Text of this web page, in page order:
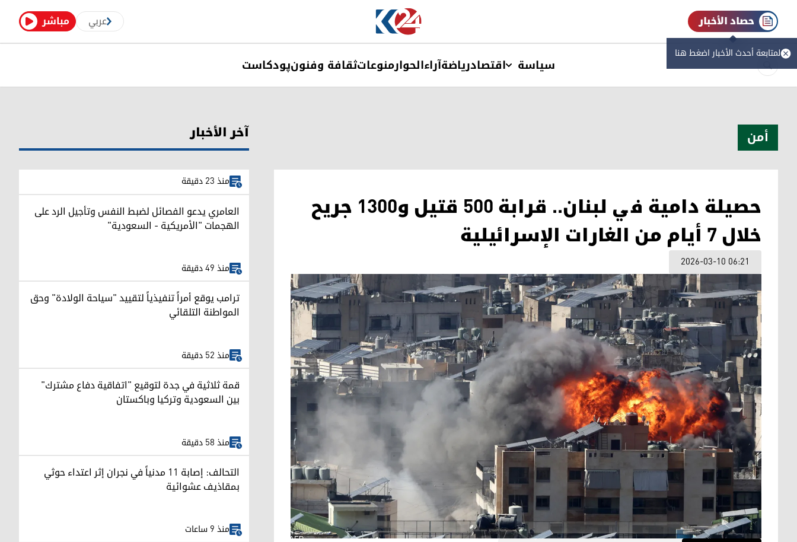
مباشر عربي حصاد الأخبار
لمتابعة أحدث الأخبار اضغط هنا
سیاسة اقتصادریاضةآراءالحوارمنوعاتثقافة وفنونپودکاست
أمن
حصيلة دامية في لبنان.. قرابة 500 قتيل و1300 جريح
خلال 7 أيام من الغارات الإسرائيلية
2026-03-10 06:21
آخر الأخبار
منذ 23 دقيقة
العامري يدعو الفصائل لضبط النفس وتأجيل الرد على
الهجمات "الأمريكية - السعودية"
منذ 49 دقيقة
ترامب يوقع أمراً تنفيذياً لتقييد "سياحة الولادة" وحق
المواطنة التلقائي
منذ 52 دقيقة
قمة ثلاثية في جدة لتوقيع "اتفاقية دفاع مشترك"
بين السعودية وتركيا وباكستان
منذ 58 دقيقة
التحالف: إصابة 11 مدنياً في نجران إثر اعتداء حوثي
بمقاذيف عشوائية
منذ 9 ساعات